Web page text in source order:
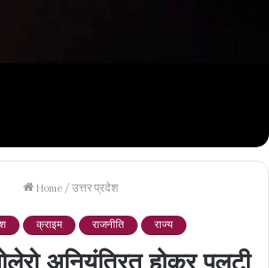
Home / उत्तर प्रदेश
क्राइम राजनीति राज्य
अनियंत्रित होकर पलटी